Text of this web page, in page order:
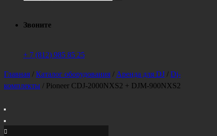
Звоните
+ 7 (812) 985 85 25
Главная / Каталог оборудования / Аренда для DJ / Dj-
комплекты / Pioneer CDJ-2000NXS2 + DJM-900NXS2